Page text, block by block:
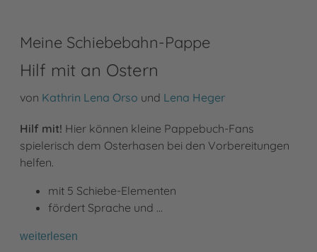
Meine Schiebebahn-Pappe
Hilf mit an Ostern
von Kathrin Lena Orso und Lena Heger
Hilf mit! Hier können kleine Pappebuch-Fans
spielerisch dem Osterhasen bei den Vorbereitungen
helfen.
mit 5 Schiebe-Elementen
fördert Sprache und …
weiterlesen